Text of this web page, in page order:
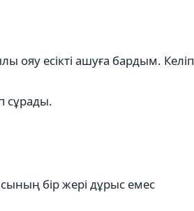
ояу есікті ашуға бардым. Келіп
сұрады.
бір жері дұрыс емес